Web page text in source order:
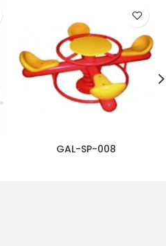
GAL-SP-008